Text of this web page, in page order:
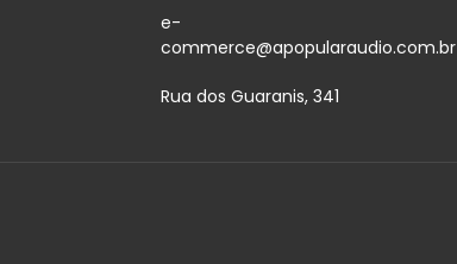
e-
commerce@apopularaudio.com.br
Rua dos Guaranis, 341